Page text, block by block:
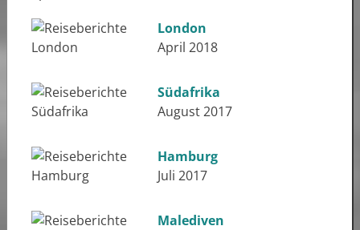
London
April 2018
Südafrika
August 2017
Hamburg
Juli 2017
Malediven